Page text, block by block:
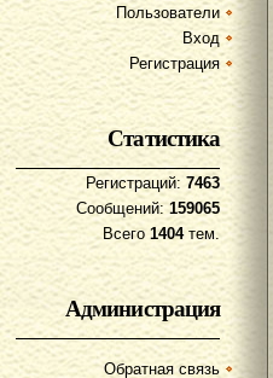
Пользователи
Вход
Регистрация
Статистика
Регистраций: 7463
Сообщений:159065
Всего 1404тем.
Администрация
Обратная связь